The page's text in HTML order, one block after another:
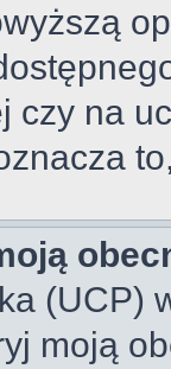
czy na
(UCP)
moją